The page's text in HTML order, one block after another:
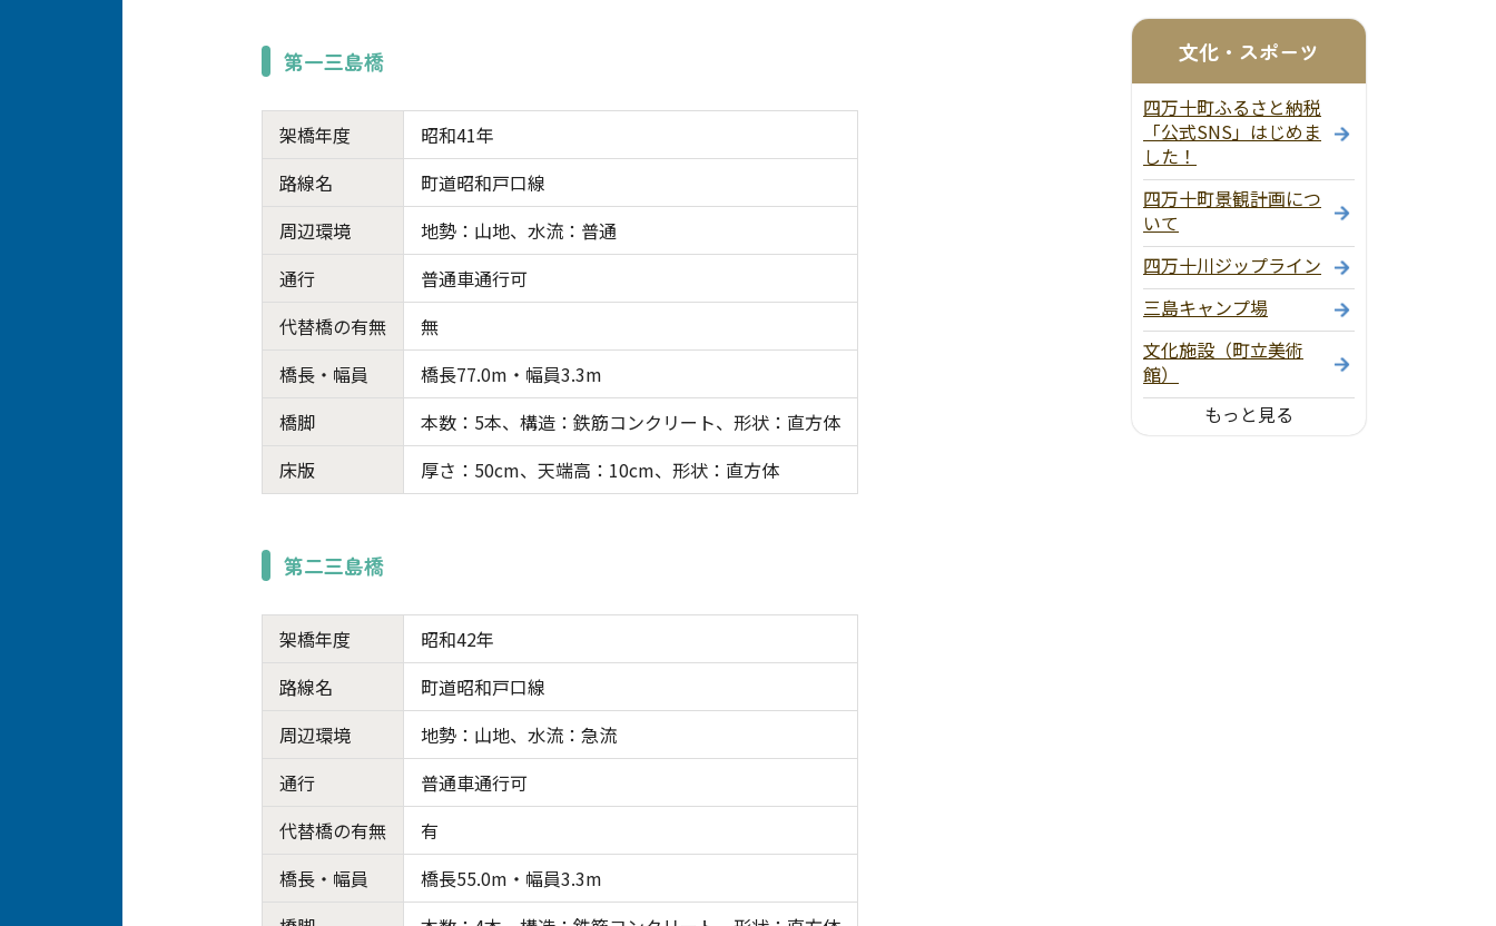
第一三島橋
架橋年度
昭和41年
路線名
町道昭和戸口線
周辺環境
地勢：山地、水流：普通
通行
普通車通行可
代替橋の有無
無
橋長・幅員
橋長77.0m・幅員3.3m
橋脚
本数：5本、構造：鉄筋コンクリート、形状：直方体
床版
厚さ：50cm、天端高：10cm、形状：直方体
第二三島橋
架橋年度
昭和42年
路線名
町道昭和戸口線
周辺環境
地勢：山地、水流：急流
通行
普通車通行可
代替橋の有無
有
橋長・幅員
橋長55.0m・幅員3.3m
文化・スポーツ
四万十町ふるさと納税
「公式SNS」はじめま
した！
四万十町景観計画につ
いて
四万十川ジップライン
三島キャンプ場
文化施設（町立美術
館）
もっと見る